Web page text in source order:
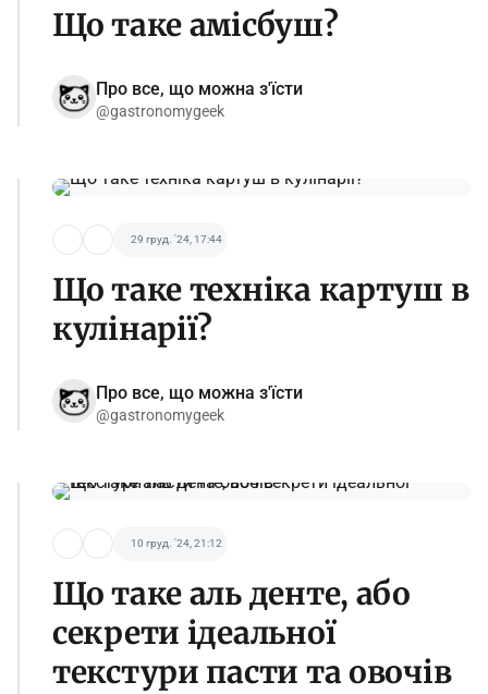
Що таке амісбуш?
Про все, що можна з'їсти
@gastronomygeek
29 груд. '24, 17:44
Що таке техніка картуш в
кулінарії?
Про все, що можна з'їсти
@gastronomygeek
10 груд. '24, 21:12
Що таке аль денте, або
секрети ідеальної
текстури пасти та овочів